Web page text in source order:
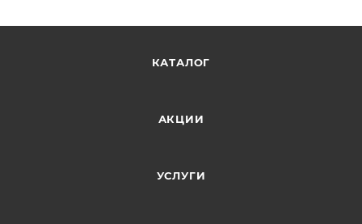
КАТАЛОГ
АКЦИИ
УСЛУГИ